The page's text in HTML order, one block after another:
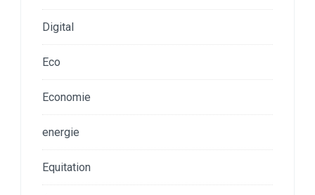
Digital
Eco
Economie
energie
Equitation